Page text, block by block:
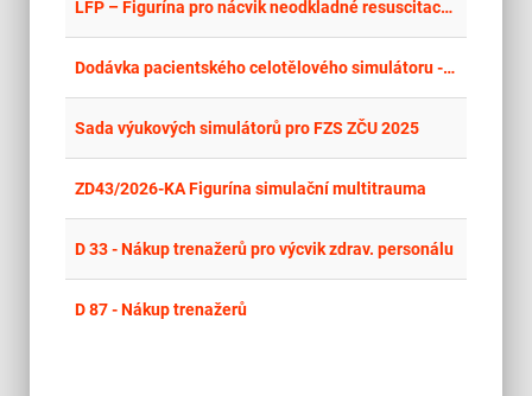
LFP – Figurína pro nácvik neodkladné resuscitace - opakování
Dodávka pacientského celotělového simulátoru - dětský pacient
Sada výukových simulátorů pro FZS ZČU 2025
ZD43/2026-KA Figurína simulační multitrauma
D 33 - Nákup trenažerů pro výcvik zdrav. personálu
D 87 - Nákup trenažerů